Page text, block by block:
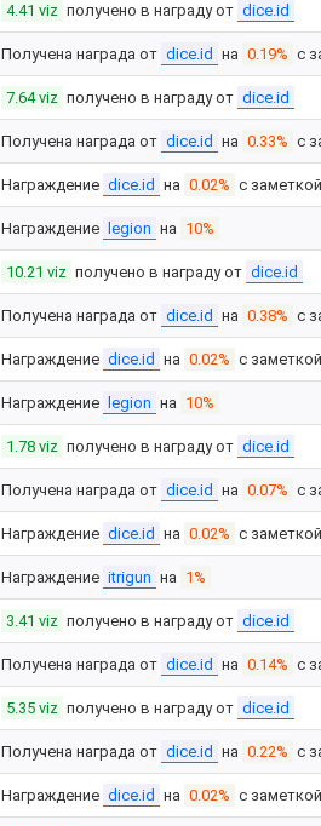
4.41 viz получено в награду от dice.id
Получена награда от dice.id на 0.19% с
7.64 viz получено в награду от dice.id
Получена награда от dice.id на 0.33% с
Награждение dice.id на 0.02% с
Награждение legion на 10%
10.21 viz получено в награду от dice.id
Получена награда от dice.id на 0.38% с
Награждение dice.id на 0.02% с
Награждение legion на 10%
1.78 viz получено в награду от dice.id
Получена награда от dice.id на 0.07% с
Награждение dice.id на 0.02% с
Награждение itrigun на 1%
3.41 viz получено в награду от dice.id
Получена награда от dice.id на 0.14% с
5.35 viz получено в награду от dice.id
Получена награда от dice.id на 0.22% с
Награждение dice.id на 0.02% с